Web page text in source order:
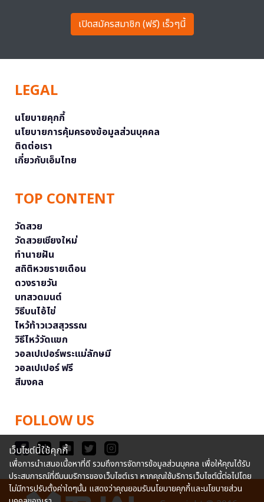
เปิดสมัครสมาชิก (ฟรี) เร็วๆนี้
LEGAL
นโยบายคุกกี้
นโยบายการคุ้มครองข้อมูลส่วนบุคคล
ติดต่อเรา
เกี่ยวกับเอ็มไทย
TOP CONTENT
วัดสวย
วัดสวยเชียงใหม่
ทำนายฝัน
สถิติหวยรายเดือน
ดวงรายวัน
บทสวดมนต์
วิธีบนไอ้ไข่
ไหว้ท้าวเวสสุวรรณ
วิธีไหว้วัดแขก
วอลเปเปอร์พระแม่ลักษมี
วอลเปเปอร์ ฟรี
สีมงคล
FOLLOW US
เว็บไซต์นี้ใช้คุกกี้
เพื่อการนำเสนอเนื้อหาที่ดี รวมถึงการจัดการข้อมูลส่วนบุคคล เพื่อให้คุณได้รับ
ประสบการณ์ที่ดีบนบริการของเว็บไซต์เรา หากคุณใช้บริการเว็บไซต์นี้ต่อไปโดย
ไม่มีการปรับตั้งค่าใดๆนั้น แสดงว่าคุณยอมรับนโยบายคุกกี้และนโยบายส่วน